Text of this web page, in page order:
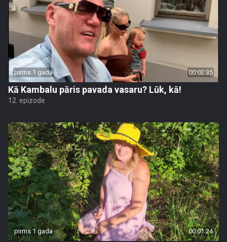
pirms 1 gada 00:02:35
Kā Kambalu pāris pavada vasaru? Lūk, kā!
12. epizode
pirms 1 gada 00:01:24